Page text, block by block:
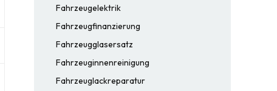
Fahrzeugelektrik
Fahrzeugfinanzierung
Fahrzeugglasersatz
Fahrzeuginnenreinigung
Fahrzeuglackreparatur